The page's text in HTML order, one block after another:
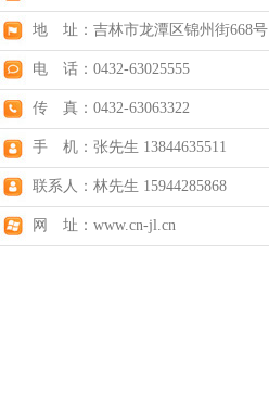
地 址：吉林市龙潭区锦州街668号
电 话：0432-63025555
传 真：0432-63063322
手 机：张先生 13844635511
联系人：林先生 15944285868
网 址：www.cn-jl.cn